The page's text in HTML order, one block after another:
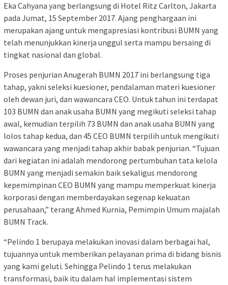
Eka Cahyana yang berlangsung di Hotel Ritz Carlton, Jakarta
pada Jumat, 15 September 2017. Ajang penghargaan ini
merupakan ajang untuk mengapresiasi kontribusi BUMN yang
telah menunjukkan kinerja unggul serta mampu bersaing di
tingkat nasional dan global.
Proses penjurian Anugerah BUMN 2017 ini berlangsung tiga
tahap, yakni seleksi kuesioner, pendalaman materi kuesioner
oleh dewan juri, dan wawancara CEO. Untuk tahun ini terdapat
103 BUMN dan anak usaha BUMN yang megikuti seleksi tahap
awal, kemudian terpilih 73 BUMN dan anak usaha BUMN yang
lolos tahap kedua, dan 45 CEO BUMN terpilih untuk mengikuti
wawancara yang menjadi tahap akhir babak penjurian. “Tujuan
dari kegiatan ini adalah mendorong pertumbuhan tata kelola
BUMN yang menjadi semakin baik sekaligus mendorong
kepemimpinan CEO BUMN yang mampu memperkuat kinerja
korporasi dengan memberdayakan segenap kekuatan
perusahaan,” terang Ahmed Kurnia, Pemimpin Umum majalah
BUMN Track.
“Pelindo 1 berupaya melakukan inovasi dalam berbagai hal,
tujuannya untuk memberikan pelayanan prima di bidang bisnis
yang kami geluti. Sehingga Pelindo 1 terus melakukan
transformasi, baik itu dalam hal implementasi sistem